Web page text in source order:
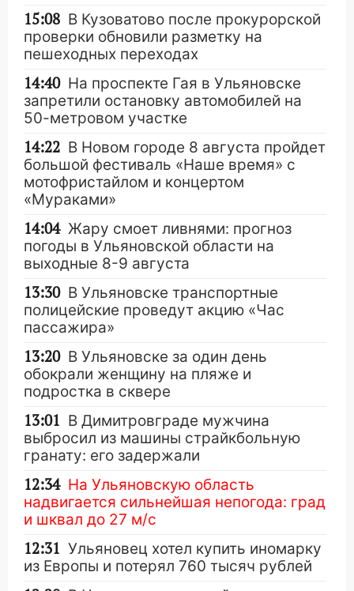
15:08 В Кузоватово после прокурорской
проверки обновили разметку на
пешеходных переходах
14:40 На проспекте Гая в Ульяновске
запретили остановку автомобилей на
50-метровом участке
14:22 В Новом городе 8 августа пройдет
большой фестиваль «Наше время» с
мотофристайлом и концертом
«Мураками»
14:04 Жару смоет ливнями: прогноз
погоды в Ульяновской области на
выходные 8-9 августа
13:30 В Ульяновске транспортные
полицейские проведут акцию «Час
пассажира»
13:20 В Ульяновске за один день
обокрали женщину на пляже и
подростка в сквере
13:01 В Димитровграде мужчина
выбросил из машины страйкбольную
гранату: его задержали
12:34 На Ульяновскую область
надвигается сильнейшая непогода: град
и шквал до 27 м/с
12:31 Ульяновец хотел купить иномарку
из Европы и потерял 760 тысяч рублей